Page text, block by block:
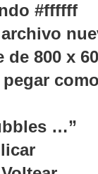
#ffffff
de 800 x
…”